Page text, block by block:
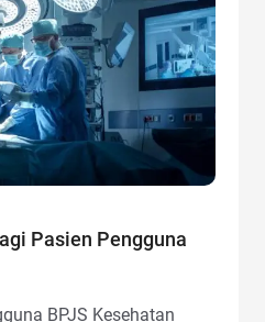
Pasien Pengguna
BPJS Kesehatan